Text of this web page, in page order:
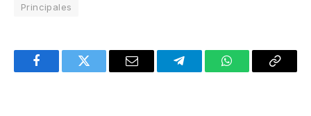
Principales
FacebookTwitter Email TelegramWhatsAppCopy